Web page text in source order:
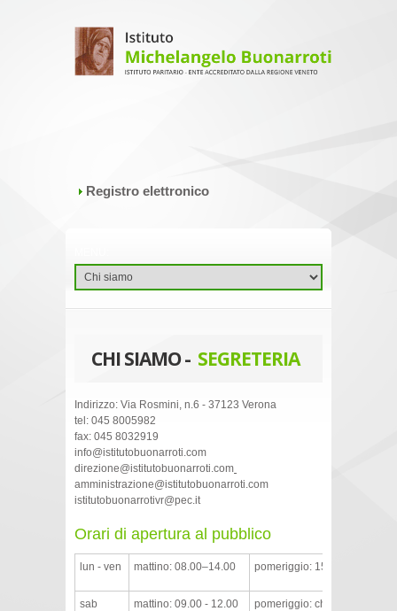
Registro elettronico
CHI SIAMO - SEGRETERIA
Indirizzo: Via Rosmini, n.6 - 37123 Verona
tel: 045 8005982
fax: 045 8032919
info@istitutobuonarroti.com
direzione@istitutobuonarroti.com
amministrazione@istitutobuonarroti.com
istitutobuonarrotivr@pec.it
Orari di apertura al pubblico
lun - ven mattino: 08.00–14.00 pomeriggio: 15.00 - 17.00
sab mattino: 09.00 - 12.00 pomeriggio: chiusa